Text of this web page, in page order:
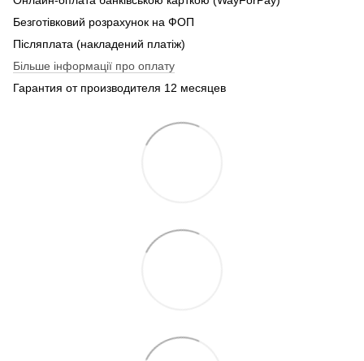
Безготівковий розрахунок на ФОП
Післяплата (накладений платіж)
Більше інформації про оплату
Гарантия от производителя 12 месяцев